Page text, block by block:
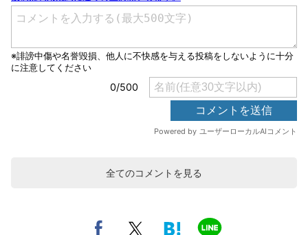
全てのコメントを見る